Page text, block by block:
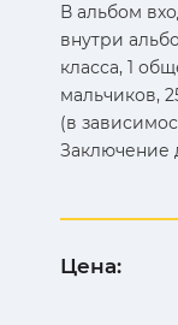
В альбом
внутри
класса, 1
мальчиков,
(в
Заключение
Цена: